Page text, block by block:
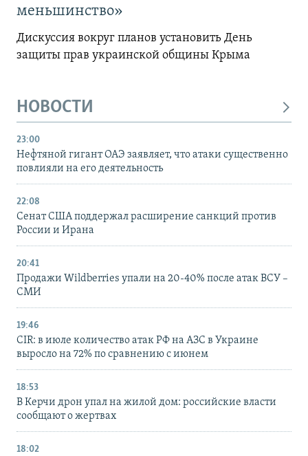
меньшинство»
Дискуссия вокруг планов установить День
защиты прав украинской общины Крыма
НОВОСТИ
23:00
Нефтяной гигант ОАЭ заявляет, что атаки существенно
повлияли на его деятельность
22:08
Сенат США поддержал расширение санкций против
России и Ирана
20:41
Продажи Wildberries упали на 20-40% после атак ВСУ –
СМИ
19:46
CIR: в июле количество атак РФ на АЗС в Украине
выросло на 72% по сравнению с июнем
18:53
В Керчи дрон упал на жилой дом: российские власти
сообщают о жертвах
18:02